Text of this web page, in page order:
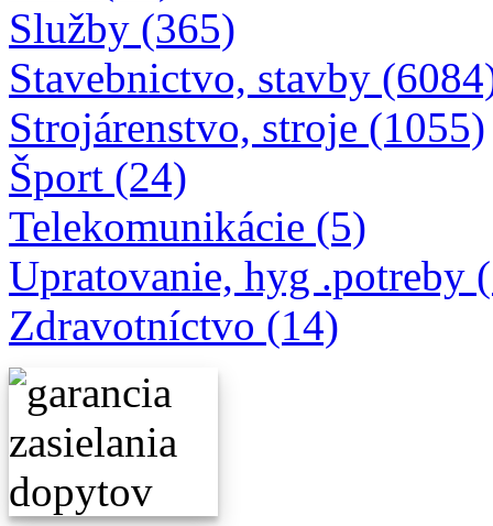
Služby (365)
Stavebnictvo, stavby
Strojárenstvo, stroje (1055)
Šport (24)
Telekomunikácie (5)
Upratovanie, hyg .potreby
Zdravotníctvo (14)